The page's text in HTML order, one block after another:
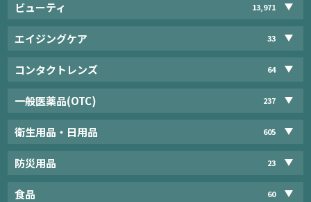
ビューティ 13,971
エイジングケア 33
コンタクトレンズ 64
一般医薬品(OTC) 237
衛生用品・日用品 605
防災用品 23
食品 60